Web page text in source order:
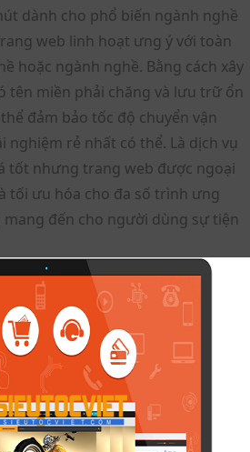
dành cho phổ biến ngành nghề
web linh hoạt ưng ý với toàn
hoặc ngành nghề. Bằng cách xây
tên miền phải chăng và lưu trữ ổn
đảm bảo tốc độ chuyển vận
nghiệm rẻ nhất có thể. Là dịch vụ
tốt nhưng trang web được ngoại
tối ưu hóa cho đa số trình ưng
đến cho người dùng sự tiện